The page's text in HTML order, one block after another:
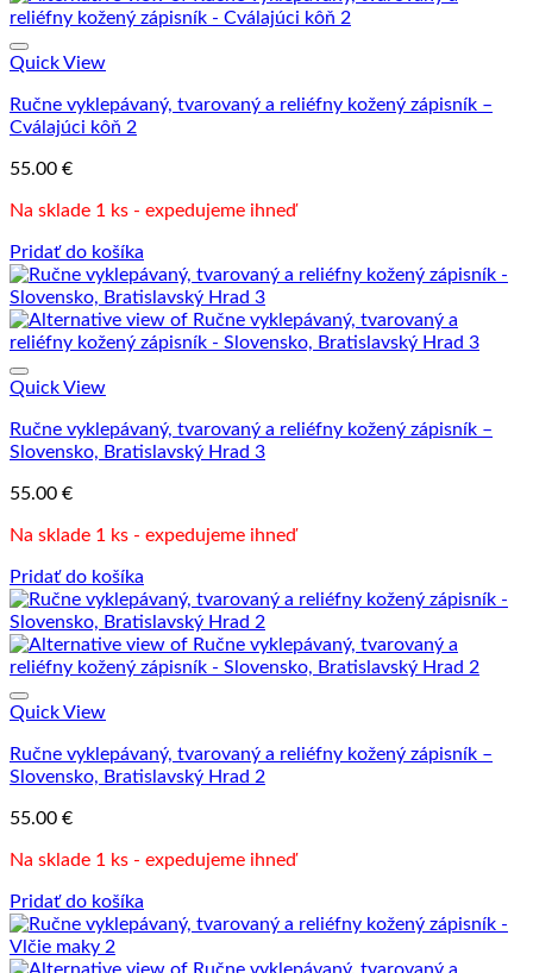
Quick View
Ručne vyklepávaný, tvarovaný a reliéfny kožený zápisník –
Cválajúci kôň 2
55.00 €
Na sklade 1 ks - expedujeme ihneď
Pridať do košíka
Quick View
Ručne vyklepávaný, tvarovaný a reliéfny kožený zápisník –
Slovensko, Bratislavský Hrad 3
55.00 €
Na sklade 1 ks - expedujeme ihneď
Pridať do košíka
Quick View
Ručne vyklepávaný, tvarovaný a reliéfny kožený zápisník –
Slovensko, Bratislavský Hrad 2
55.00 €
Na sklade 1 ks - expedujeme ihneď
Pridať do košíka